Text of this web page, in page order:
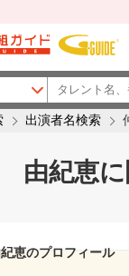
出演者名検索
由紀恵に
恵のプロフィール